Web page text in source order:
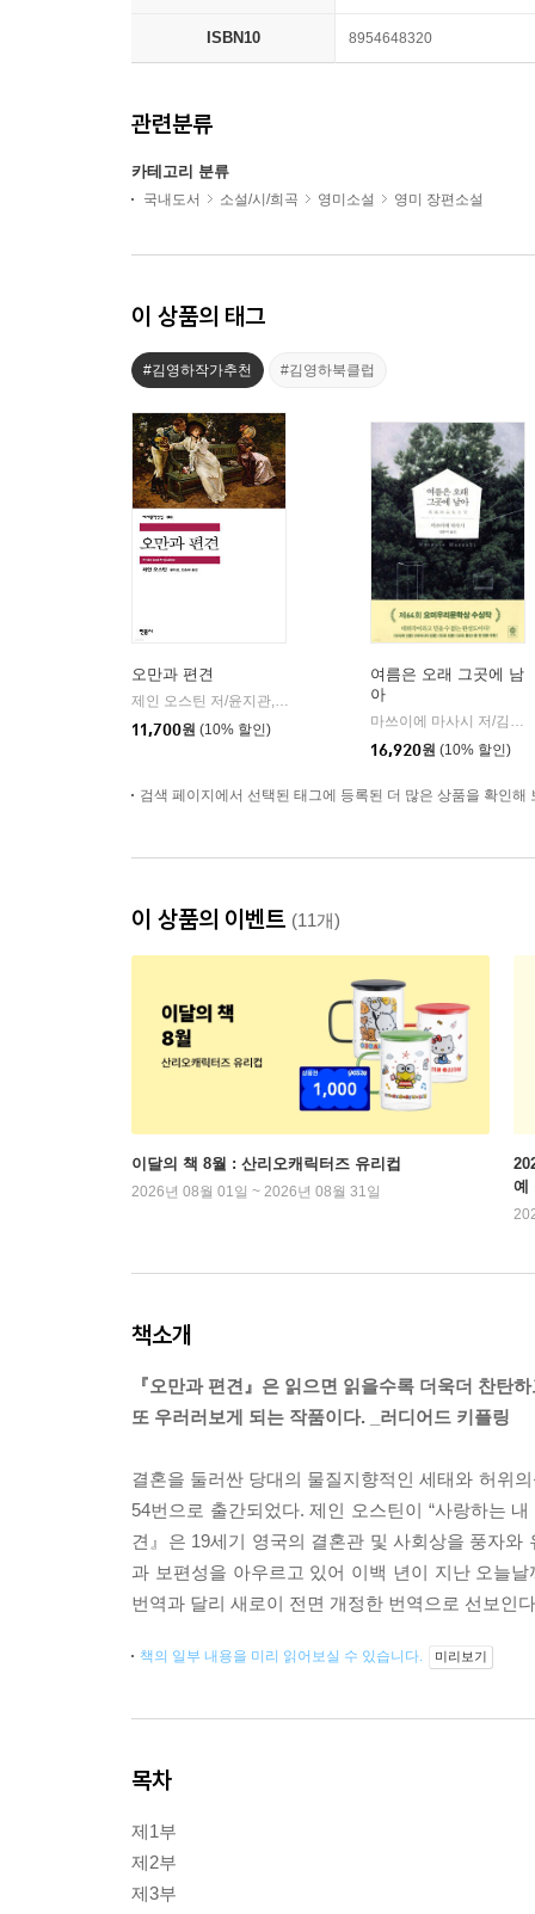
ISBN10 8954648320
관련분류
카테고리 분류
국내도서 소설/시/희곡 영미소설 영미 장편소설
이 상품의 태그
#김영하작가추천 #김영하북클럽
오만과 편견
제인 오스틴 저/윤지관,전승희 공역
민음사
11,700원 (10% 할인)
여름은 오래 그곳에 남
아
마쓰이에 마사시 저/김춘미 역
16,920원 (10% 할인)
검색 페이지에서 선택된 태그에 등록된 더 많은 상품을 확인해
이 상품의 이벤트 (11개)
이달의 책 8월 : 산리오캐릭터즈 유리컵
2026년 08월 01일 ~ 2026년 08월 31일
예
책소개
『오만과 편견』은 읽으면 읽을수록 더욱더 찬탄
또 우러러보게 되는 작품이다. _러디어드 키플링
결혼을 둘러싼 당대의 물질지향적인 세태와 허위
54번으로 출간되었다. 제인 오스틴이 “사랑하는
견』은 19세기 영국의 결혼관 및 사회상을 풍자
과 보편성을 아우르고 있어 이백 년이 지난 오늘
번역과 달리 새로이 전면 개정한 번역으로 선보인
책의 일부 내용을 미리 읽어보실 수 있습니다. 미리보기
목차
제1부
제2부
제3부